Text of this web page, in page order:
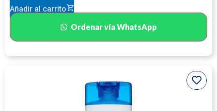
Añadir al carrito
Ordenar vía WhatsApp